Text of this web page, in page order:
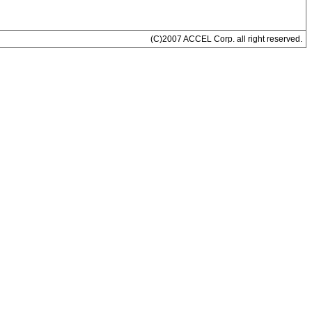
(C)2007 ACCEL Corp. all right reserved.